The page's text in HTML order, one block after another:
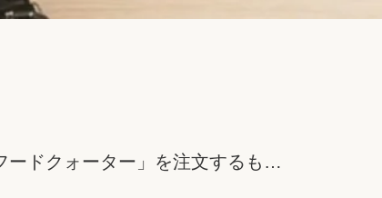
ードクォーター」を注文するも…